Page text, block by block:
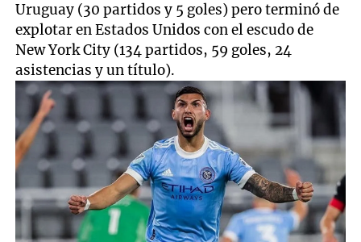
Uruguay (30 partidos y 5 goles) pero terminó de
explotar en Estados Unidos con el escudo de
New York City (134 partidos, 59 goles, 24
asistencias y un título).